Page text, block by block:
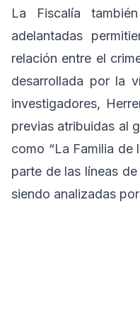
La Fiscalía
adelantadas
relación entre el
desarrollada por la
investigadores,
previas atribuidas al
como “La Familia de
parte de las líneas
siendo analizadas